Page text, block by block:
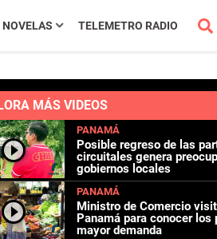
NOVELAS TELEMETRO RADIO
MÁS VIDEOS
PANAMÁ
Posible regreso de las
circuitales genera
gobiernos locales
PANAMÁ
Ministro de Comercio
Panamá para conocer los
mayor demanda